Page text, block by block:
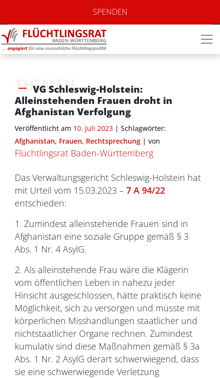
SPENDEN
THEMEN
VG Schleswig-Holstein:
Alleinstehenden Frauen droht in
Afghanistan Verfolgung
Veröffentlicht am 10. Juli 2023 | Schlagwörter:
Afghanistan, Frauen, Rechtsprechung | von
Flüchtlingsrat Baden-Württemberg
Das Verwaltungsgericht Schleswig-Holstein hat
mit Urteil vom 15.03.2023 – 7 A 94/22
entschieden:
1. Zumindest alleinstehende Frauen sind in
Afghanistan eine soziale Gruppe gemäß § 3
Abs. 1 Nr. 4 AsylG.
2. Als alleinstehende Frau wäre die Klägerin
vom öffentlichen Leben in nahezu jeder
Hinsicht ausgeschlossen, hätte praktisch keine
Möglichkeit, sich zu versorgen und müsste mit
körperlichen Misshandlungen staatlicher und
nichtstaatlicher Organe rechnen. Zumindest
kumulativ sind diese Maßnahmen gemäß § 3a
Abs. 1 Nr. 2 AsylG derart schwerwiegend, dass
sie eine schwerwiegende Verletzung